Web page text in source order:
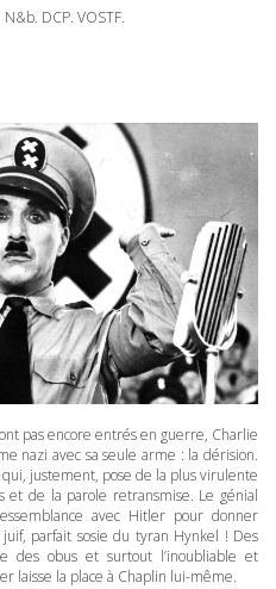
N&b. DCP. VOSTF.
pas encore entrés en guerre, Charlie
nazi avec sa seule arme : la dérision.
justement, pose de la plus virulente
et de la parole retransmise. Le génial
avec Hitler pour donner
parfait sosie du tyran Hynkel ! Des
des obus et surtout l’inoubliable et
laisse la place à Chaplin lui-même.